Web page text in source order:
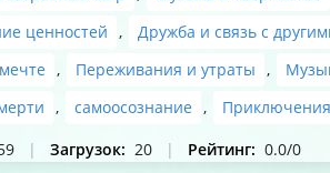
ценностей ,
Дружба и связь с
, Переживания и утраты ,
, самоосознание ,
Приключения
| Загрузок: 20 | Рейтинг: 0.0/0